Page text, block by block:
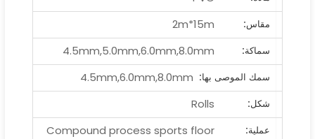
مقاس:
2m*15m
سماكة:
4.5mm,5.0mm,6.0mm,8.0mm
سمك الموصى بها: 4.5mm,6.0mm,8.0mm
شكل:
Rolls
عملية:
Compound process sports floor